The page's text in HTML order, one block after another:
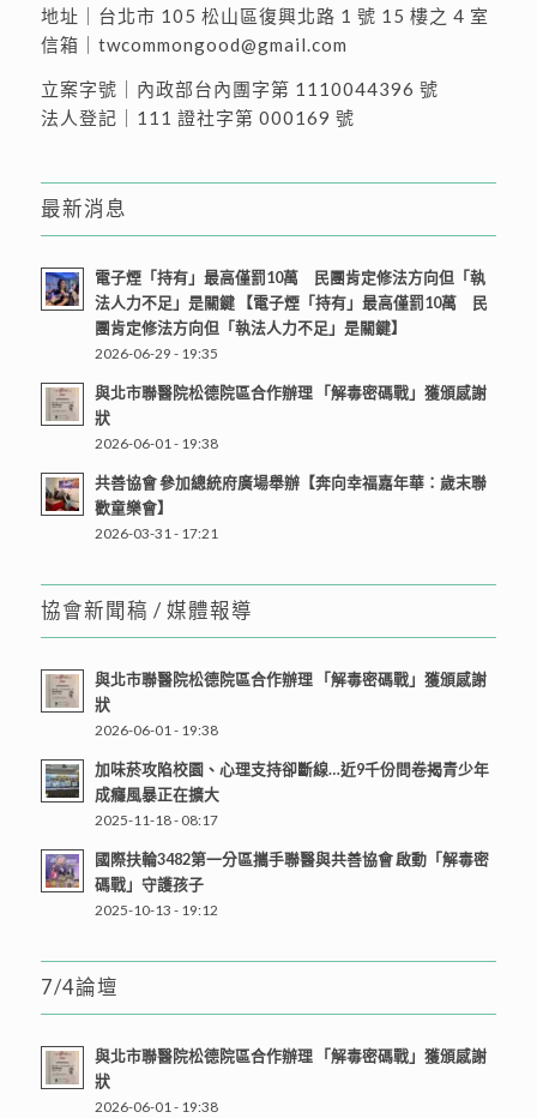
地址｜ 台北市 105 松山區復興北路 1 號 15 樓之 4 室
信箱｜ twcommongood@gmail.com
立案字號｜內政部台內團字第 1110044396 號
法人登記｜111 證社字第 000169 號
最新消息
電子煙「持有」最高僅罰10萬 民團肯定修法方向但「執
法人力不足」是關鍵 【電子煙「持有」最高僅罰10萬 民
團肯定修法方向但「執法人力不足」是關鍵】
2026-06-29 - 19:35
與北市聯醫院松德院區合作辦理 「解毒密碼戰」獲頒感謝
狀
2026-06-01 - 19:38
共善協會 參加總統府廣場舉辦【奔向幸福嘉年華：歲末聯
歡童樂會】
2026-03-31 - 17:21
協會新聞稿 / 媒體報導
與北市聯醫院松德院區合作辦理 「解毒密碼戰」獲頒感謝
狀
2026-06-01 - 19:38
加味菸攻陷校園、心理支持卻斷線…近9千份問卷揭青少年
成癮風暴正在擴大
2025-11-18 - 08:17
國際扶輪3482第一分區攜手聯醫與共善協會 啟動「解毒密
碼戰」守護孩子
2025-10-13 - 19:12
7/4論壇
與北市聯醫院松德院區合作辦理 「解毒密碼戰」獲頒感謝
狀
2026-06-01 - 19:38